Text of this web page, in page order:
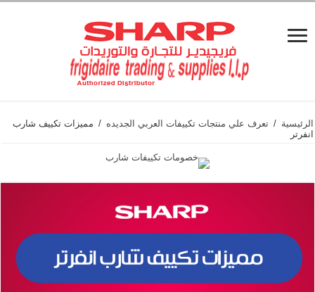
الرئيسية / تعرف علي منتجات تكييفات العربي الجديده / مميزات تكييف شارب
انفرتر